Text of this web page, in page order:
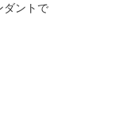
ダントで